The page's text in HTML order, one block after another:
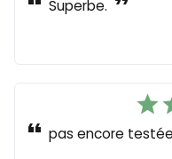
Superbe.
star
format_quote pas encore